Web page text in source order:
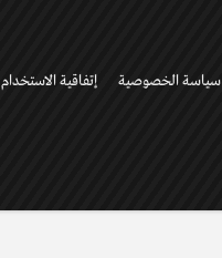
سياسة الخصوصية إتفاقية الاستخدام DMCA